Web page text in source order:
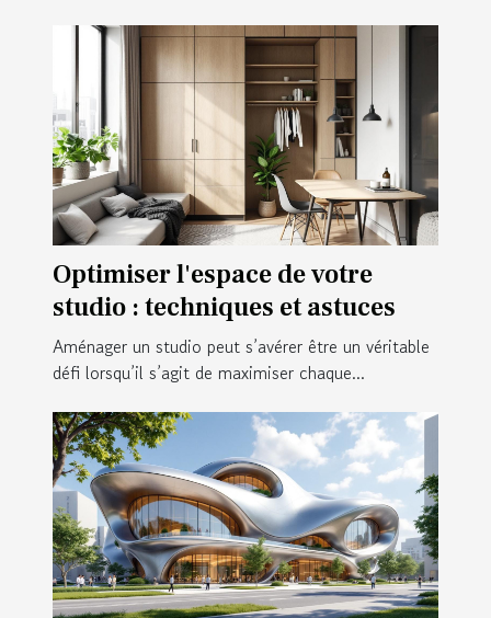
Optimiser l'espace de votre
studio : techniques et astuces
Aménager un studio peut s’avérer être un véritable
défi lorsqu’il s’agit de maximiser chaque...